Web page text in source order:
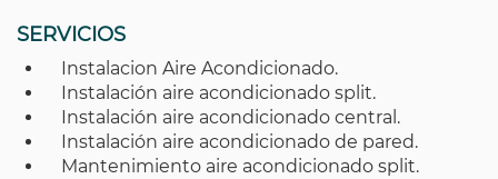
SERVICIOS
Instalacion Aire Acondicionado.
Instalación aire acondicionado split.
Instalación aire acondicionado central.
Instalación aire acondicionado de pared.
Mantenimiento aire acondicionado split.